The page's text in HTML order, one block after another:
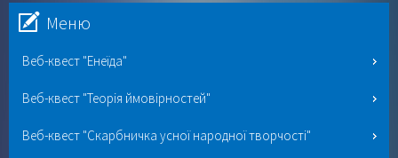
Меню
Веб-квест "Енеїда"
Веб-квест "Теорія ймовірностей"
Веб-квест "Скарбничка усної народної творчості"